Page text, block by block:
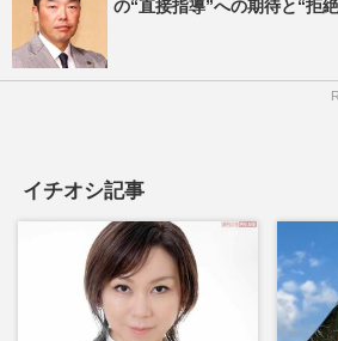
の“直接指導”への期待と“拒
イチオシ記事